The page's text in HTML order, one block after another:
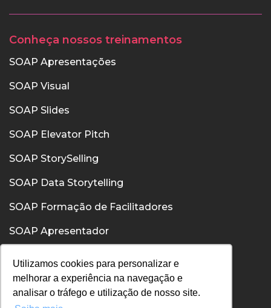
Utilizamos cookies para personalizar e
melhorar a experiência na navegação e
analisar o tráfego e utilização de nosso site.
Conheça nossos treinamentos
SOAP Apresentações
SOAP Visual
SOAP Slides
SOAP Elevator Pitch
SOAP StorySelling
SOAP Data Storytelling
SOAP Formação de Facilitadores
SOAP Apresentador
SOAP Comunicação Interpessoal